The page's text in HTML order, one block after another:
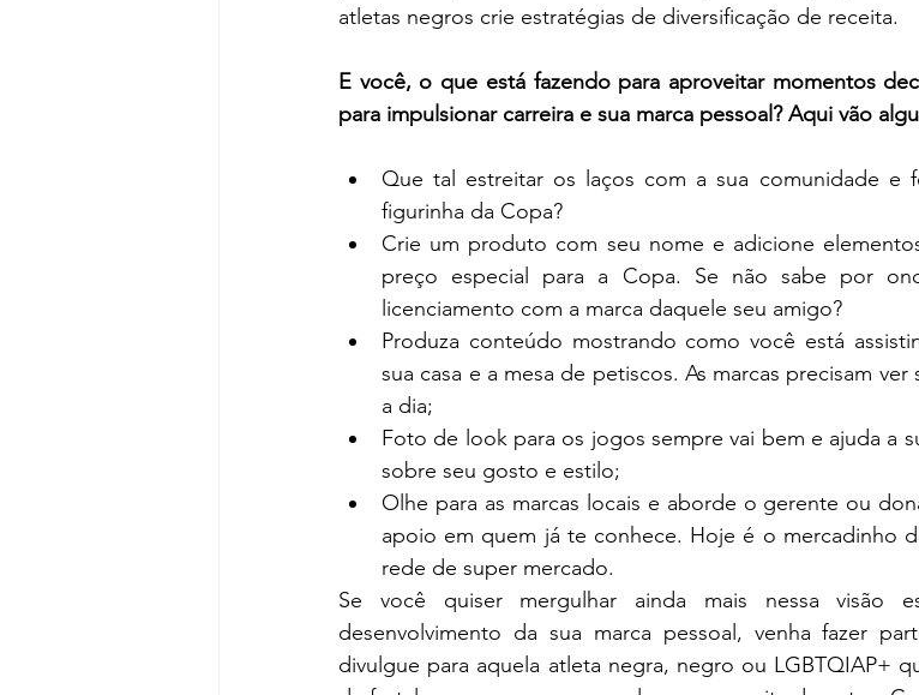
atletas negros crie estratégias de diversificação de receita.
E você, o que está fazendo para aproveitar momentos
para impulsionar carreira e sua marca pessoal? Aqui vão
Que tal estreitar os laços com a sua comunidade e
figurinha da Copa?
Crie um produto com seu nome e adicione
preço especial para a Copa. Se não sabe por
licenciamento com a marca daquele seu amigo?
Produza conteúdo mostrando como você está
sua casa e a mesa de petiscos. As marcas precisam
a dia;
Foto de look para os jogos sempre vai bem e ajuda a
sobre seu gosto e estilo;
Olhe para as marcas locais e aborde o gerente ou
apoio em quem já te conhece. Hoje é o mercadinho
rede de super mercado.
Se você quiser mergulhar ainda mais nessa visão
desenvolvimento da sua marca pessoal, venha fazer
divulgue para aquela atleta negra, negro ou LGBTQIAP+